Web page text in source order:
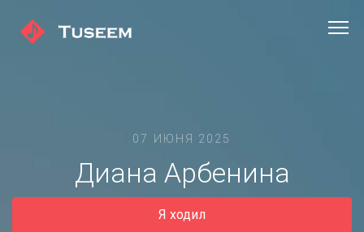
07 ИЮНЯ 2025
Диана Арбенина
Я ходил